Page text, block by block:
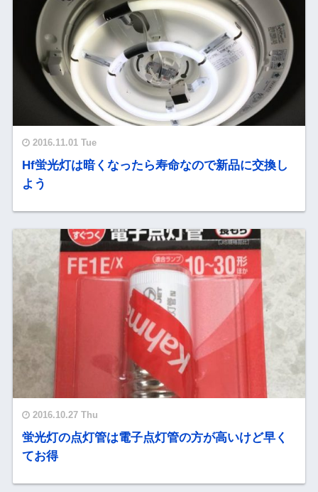
2016.11.01 Tue
Hf蛍光灯は暗くなったら寿命なので新品に交換し
よう
2016.10.27 Thu
蛍光灯の点灯管は電子点灯管の方が高いけど早く
てお得